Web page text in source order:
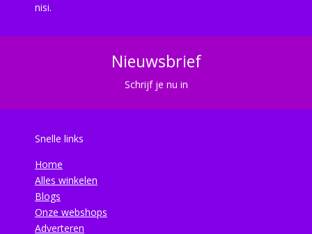
nisi.
Nieuwsbrief
Schrijf je nu in
Snelle links
Home
Alles winkelen
Blogs
Onze webshops
Adverteren